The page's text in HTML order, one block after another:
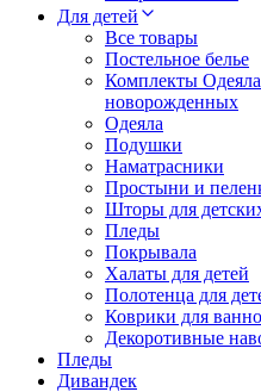
Для детей
Все товары
Постельное белье
Комплекты
новорожденных
Одеяла
Подушки
Наматрасники
Простыни и
Шторы для
Пледы
Покрывала
Халаты для детей
Полотенца для
Коврики для
Декоротивные
Пледы
Дивандек